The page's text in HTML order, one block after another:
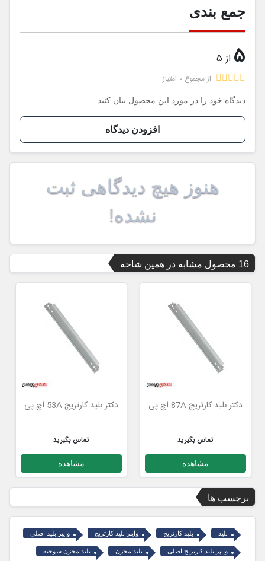
جمع بندی
5 از 5
از مجموع 0 امتیاز
دیدگاه خود را در مورد این محصول بیان کنید
افزودن دیدگاه
هنوز هیچ دیدگاهی ثبت
نشده!
16 محصول مشابه در همین شاخه
دکتر بلید کارتریج 87A اچ پی
تماس بگیرید
مشاهده
دکتر بلید کارتریج 53A اچ پی
تماس بگیرید
مشاهده
برچسب ها
بلید بلید کارتریج وایپر بلید کارتریج وایپر بلید اصلی
وایپر بلید کارتریج اصلی بلید مخزن بلید مخزن سوخته